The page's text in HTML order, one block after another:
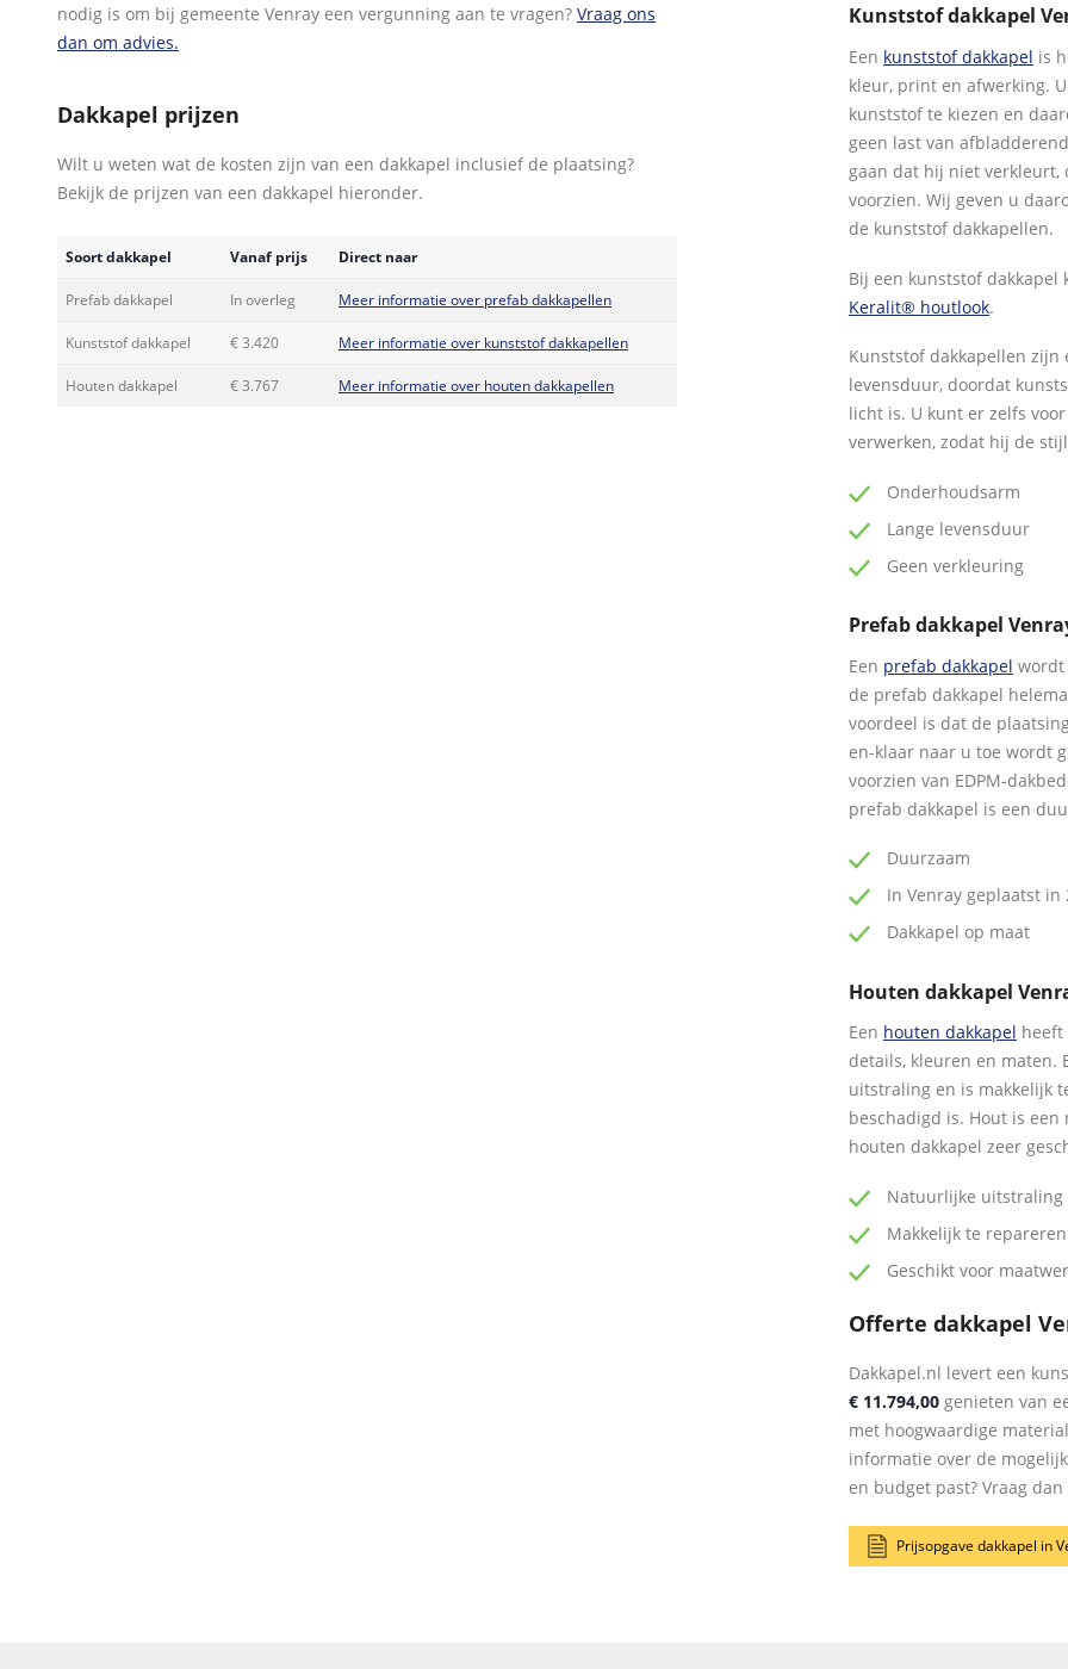
nodig is om bij gemeente Venray een vergunning aan te vragen? Vraag ons
dan om advies.
Dakkapel prijzen
Wilt u weten wat de kosten zijn van een dakkapel inclusief de plaatsing?
Bekijk de prijzen van een dakkapel hieronder.
Soort dakkapel Vanaf prijs Direct naar
Prefab dakkapel In overleg Meer informatie over prefab dakkapellen
Kunststof dakkapel € 3.420 Meer informatie over kunststof dakkapellen
Houten dakkapel € 3.767 Meer informatie over houten dakkapellen
Kunststof dakkapel
Een kunststof dakkapel is
kleur, print en afwerking.
kunststof te kiezen en
geen last van
gaan dat hij niet verkleurt,
voorzien. Wij geven u
de kunststof dakkapellen.
Bij een kunststof
Keralit® houtlook.
Kunststof dakkapellen
levensduur, doordat
licht is. U kunt er zelfs
verwerken, zodat hij de
Onderhoudsarm
Lange levensduur
Geen verkleuring
Prefab dakkapel
Een prefab dakkapel wordt
de prefab dakkapel
voordeel is dat de
en-klaar naar u toe wordt
voorzien van EDPM-
prefab dakkapel is een
Duurzaam
In Venray geplaatst in
Dakkapel op maat
Houten dakkapel
Een houten dakkapel heeft
details, kleuren en maten.
uitstraling en is makkelijk
beschadigd is. Hout is
houten dakkapel zeer
Natuurlijke uitstraling
Makkelijk te repareren
Geschikt voor
Offerte dakkapel
Dakkapel.nl levert een
€ 11.794,00 genieten van
met hoogwaardige
informatie over de
en budget past? Vraag
Prijsopgave dakkapel in